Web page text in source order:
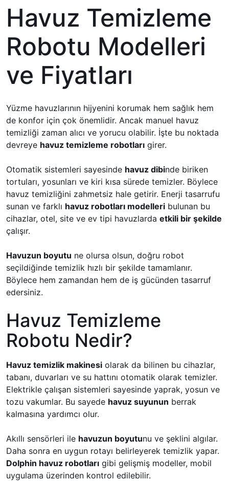
Havuz Temizleme
Robotu Modelleri
ve Fiyatları
Yüzme havuzlarının hijyenini korumak hem sağlık hem
de konfor için çok önemlidir. Ancak manuel havuz
temizliği zaman alıcı ve yorucu olabilir. İşte bu noktada
devreye havuz temizleme robotları girer.
Otomatik sistemleri sayesinde havuz dibinde biriken
tortuları, yosunları ve kiri kısa sürede temizler. Böylece
havuz temizliğini zahmetsiz hale getirir. Enerji tasarrufu
sunan ve farklı havuz robotları modelleri bulunan bu
cihazlar, otel, site ve ev tipi havuzlarda etkili bir şekilde
çalışır.
Havuzun boyutu ne olursa olsun, doğru robot
seçildiğinde temizlik hızlı bir şekilde tamamlanır.
Böylece hem zamandan hem de iş gücünden tasarruf
edersiniz.
Havuz Temizleme
Robotu Nedir?
Havuz temizlik makinesi olarak da bilinen bu cihazlar,
tabanı, duvarları ve su hattını otomatik olarak temizler.
Elektrikle çalışan sistemleri sayesinde yaprak, yosun ve
tozu vakumlar. Bu sayede havuz suyunun berrak
kalmasına yardımcı olur.
Akıllı sensörleri ile havuzun boyutunu ve şeklini algılar.
Daha sonra en uygun rotayı belirleyerek temizlik yapar.
Dolphin havuz robotları gibi gelişmiş modeller, mobil
uygulama üzerinden kontrol edilebilir.